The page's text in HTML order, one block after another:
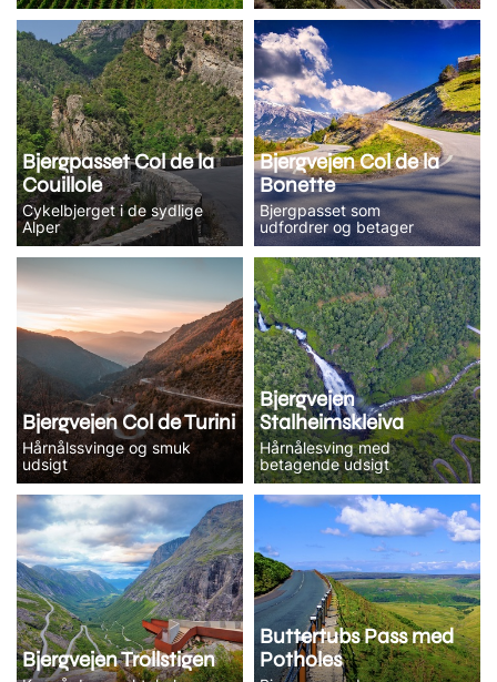
Bjergpasset Col de la
Couillole
Cykelbjerget i de sydlige
Alper
Bjergvejen Col de la
Bonette
Bjergpasset som
udfordrer og betager
Bjergvejen Col de Turini
Hårnålssvinge og smuk
udsigt
Bjergvejen
Stalheimskleiva
Hårnålesving med
betagende udsigt
Bjergvejen Trollstigen
Buttertubs Pass med
Potholes